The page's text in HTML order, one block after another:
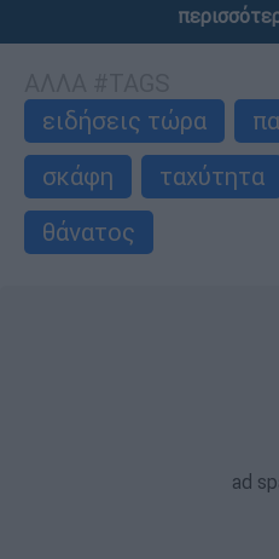
ειδήσεις τώρα
σκάφη
ταχύτητα
θάνατος